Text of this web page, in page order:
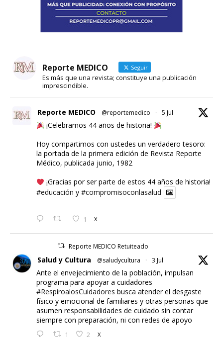
Reporte MEDICO Seguir
Es más que una revista; constituye una publicación
imprescindible.
Reporte MEDICO @reportemedico · 5 Jul
¡Celebramos 44 años de historia!
Hoy compartimos con ustedes un verdadero tesoro:
la portada de la primera edición de Revista Reporte
Médico, publicada junio, 1982
¡Gracias por ser parte de estos 44 años de historia!
#educación y #compromisoconlasalud
1 X
Reporte MEDICO Retuiteado
Salud y Cultura @saludycultura · 3 Jul
Ante el envejecimiento de la población, impulsan
programa para apoyar a cuidadores
#RespiroalosCuidadores busca atender el desgaste
físico y emocional de familiares y otras personas que
asumen responsabilidades de cuidado sin contar
siempre con preparación, ni con redes de apoyo
1 2 X